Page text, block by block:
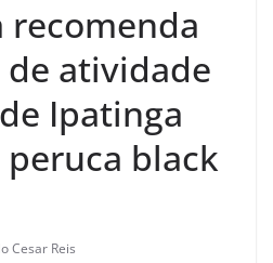
recomenda
de atividade
Ipatinga
black
Cesar Reis